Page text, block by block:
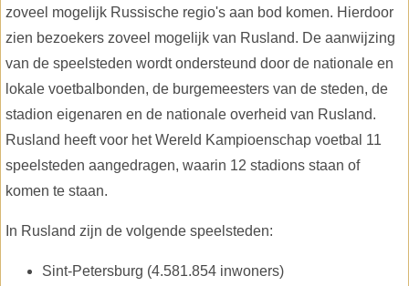
zoveel mogelijk Russische regio's aan bod komen. Hierdoor
zien bezoekers zoveel mogelijk van Rusland. De aanwijzing
van de speelsteden wordt ondersteund door de nationale en
lokale voetbalbonden, de burgemeesters van de steden, de
stadion eigenaren en de nationale overheid van Rusland.
Rusland heeft voor het Wereld Kampioenschap voetbal 11
speelsteden aangedragen, waarin 12 stadions staan of
komen te staan.
In Rusland zijn de volgende speelsteden:
Sint-Petersburg (4.581.854 inwoners)